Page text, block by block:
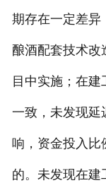
期存在一定差异
酿酒配套技术改
目中实施；在
一致，未发现延
响，资金投入比
的。未发现在建